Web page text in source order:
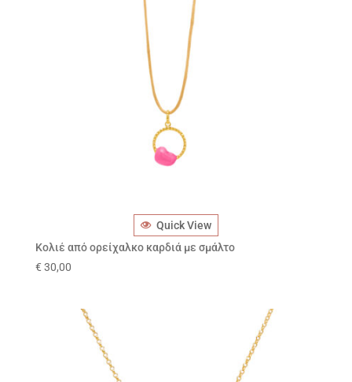
Quick View
Κολιέ από ορείχαλκο καρδιά με σμάλτο
€ 30,00